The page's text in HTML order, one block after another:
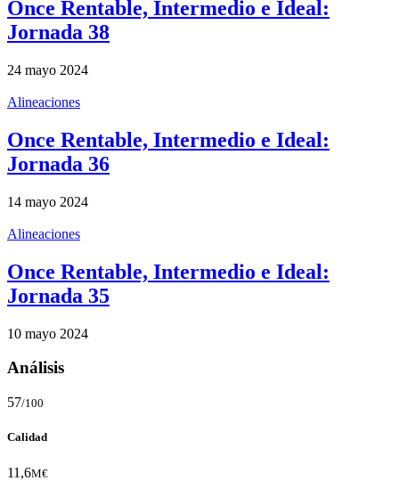
Once Rentable, Intermedio e Ideal:
Jornada 38
24 mayo 2024
Alineaciones
Once Rentable, Intermedio e Ideal:
Jornada 36
14 mayo 2024
Alineaciones
Once Rentable, Intermedio e Ideal:
Jornada 35
10 mayo 2024
Análisis
57/100
Calidad
11,6M€